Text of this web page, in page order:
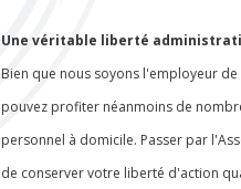
Une véritable liberté
Bien que nous soyons l'employeur
pouvez profiter néanmoins de
personnel à domicile. Passer par
de conserver votre liberté d'action